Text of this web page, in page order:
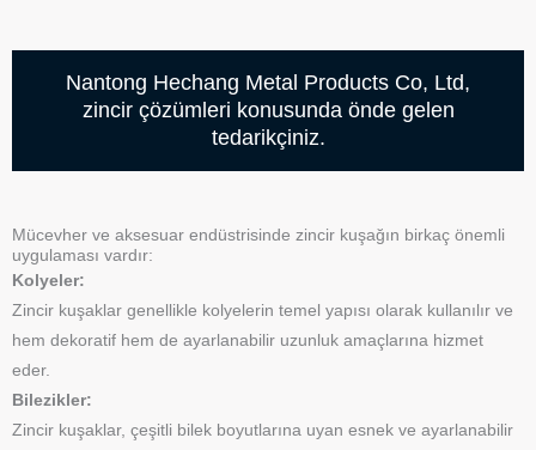
Nantong Hechang Metal Products Co, Ltd,
zincir çözümleri konusunda önde gelen
tedarikçiniz.
Mücevher ve aksesuar endüstrisinde zincir kuşağın birkaç önemli
uygulaması vardır:
Kolyeler:
Zincir kuşaklar genellikle kolyelerin temel yapısı olarak kullanılır ve
hem dekoratif hem de ayarlanabilir uzunluk amaçlarına hizmet
eder.
Bilezikler:
Zincir kuşaklar, çeşitli bilek boyutlarına uyan esnek ve ayarlanabilir